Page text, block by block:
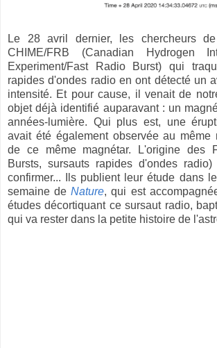
Le 28 avril dernier, les chercheurs
CHIME/FRB (Canadian Hydrogen
Experiment/Fast Radio Burst) qui
rapides d'ondes radio en ont détecté un
intensité. Et pour cause, il venait de
objet déjà identifié auparavant : un
années-lumière. Qui plus est, une
avait été également observée au même
de ce même magnétar. L'origine des
Bursts, sursauts rapides d'ondes
confirmer... Ils publient leur étude dans
semaine deNature, qui est
études décortiquant ce sursaut radio,
qui va rester dans la petite histoire de